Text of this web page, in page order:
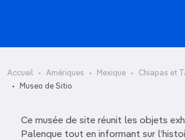
Accueil Amériques Mexique Chiapas et
Museo de Sitio
Ce musée de site réunit les objets
Palenque tout en informant sur